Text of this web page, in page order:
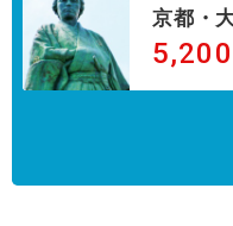
京都・
5,200